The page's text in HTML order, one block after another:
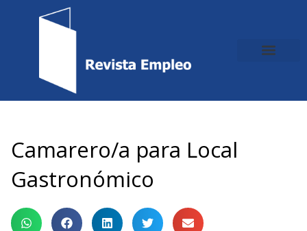
Camarero/a para Local
Gastronómico